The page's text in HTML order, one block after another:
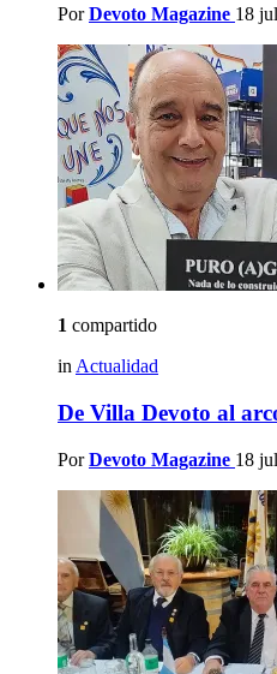
Por Devoto Magazine 18
1 compartido
in Actualidad
De Villa Devoto al
Por Devoto Magazine 18